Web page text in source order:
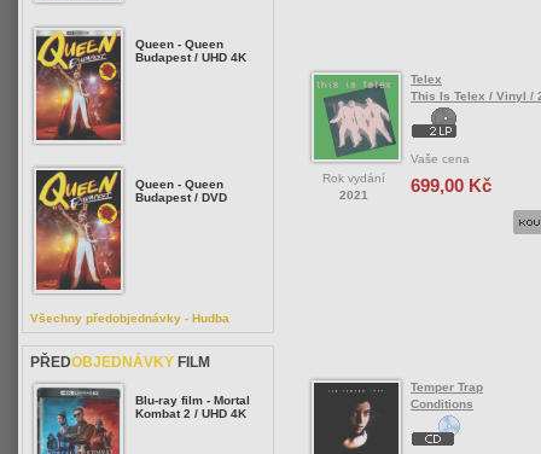
Rok vydání
2021
Telex
This Is Telex / Vinyl /
Vaše cena
699,00 Kč
Temper Trap
Conditions
Queen - Queen
Budapest / UHD 4K
Queen - Queen
Budapest / DVD
Všechny předobjednávky - Hudba
PŘEDOBJEDNÁVKY FILM
Blu-ray film - Mortal
Kombat 2 / UHD 4K